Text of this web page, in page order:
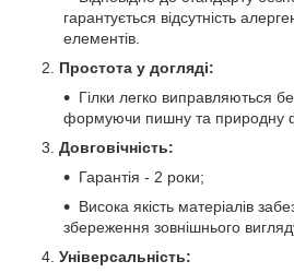
гарантується відсутність
елементів.
Простота у догляді:
Гілки легко виправляються
формуючи пишну та природну
Довговічність:
Гарантія - 2 роки;
Висока якість матеріалів
збереження зовнішнього
Універсальність: